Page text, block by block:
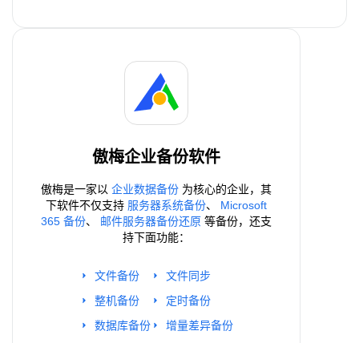
傲梅企业备份软件
傲梅是一家以 企业数据备份 为核心的企业，其
下软件不仅支持 服务器系统备份、 Microsoft
365 备份、 邮件服务器备份还原 等备份，还支
持下面功能：
文件备份
整机备份
数据库备份
文件同步
定时备份
增量差异备份